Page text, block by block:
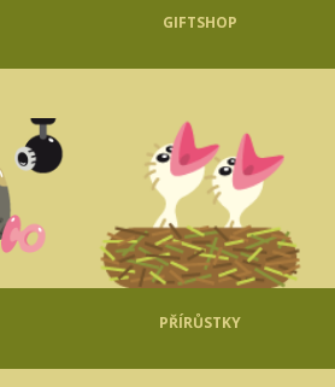
GIFTSHOP
PŘÍRŮSTKY